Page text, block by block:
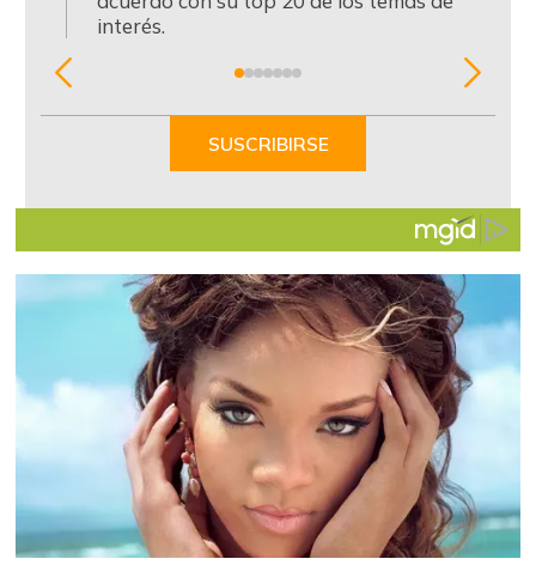
interés.
Item
SUSCRIBIRSE